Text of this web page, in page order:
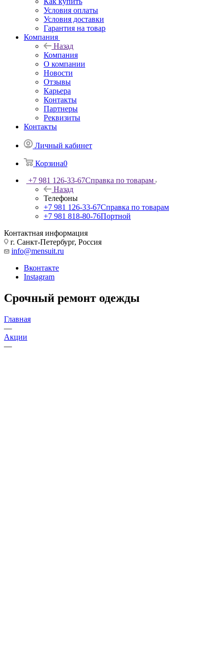
Условия оплаты
Условия доставки
Гарантия на товар
Компания
Назад
Компания
О компании
Новости
Отзывы
Карьера
Контакты
Партнеры
Реквизиты
Контакты
Личный кабинет
Корзина0
+7 981 126-33-67Справка по товарам
Назад
Телефоны
+7 981 126-33-67Справка по товарам
+7 981 818-80-76Портной
Контактная информация
г. Санкт-Петербург, Россия
info@mensuit.ru
Вконтакте
Instagram
Срочный ремонт одежды
Главная
—
Акции
—